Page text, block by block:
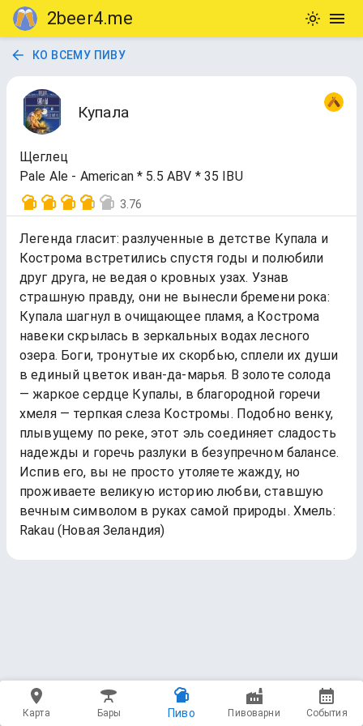
2beer4.me
КО ВСЕМУ ПИВУ
Купала
Щеглец
Pale Ale - American * 5.5 ABV * 35 IBU
3.76
Легенда гласит: разлученные в детстве Купала и
Кострома встретились спустя годы и полюбили
друг друга, не ведая о кровных узах. Узнав
страшную правду, они не вынесли бремени рока:
Купала шагнул в очищающее пламя, а Кострома
навеки скрылась в зеркальных водах лесного
озера. Боги, тронутые их скорбью, сплели их души
в единый цветок иван-да-марья. В золоте солода
— жаркое сердце Купалы, в благородной горечи
хмеля — терпкая слеза Костромы. Подобно венку,
плывущему по реке, этот эль соединяет сладость
надежды и горечь разлуки в безупречном балансе.
Испив его, вы не просто утоляете жажду, но
проживаете великую историю любви, ставшую
вечным символом в руках самой природы. Хмель:
Rakau (Новая Зеландия)
Карта Бары Пиво Пивоварни События